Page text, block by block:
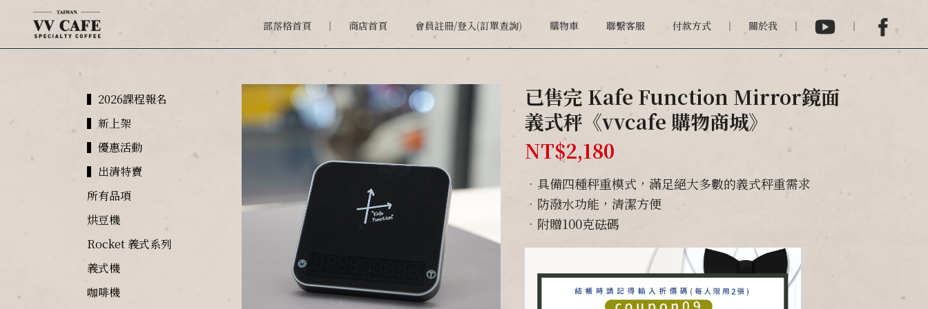
部落格首頁 商店首頁 會員註冊/登入(訂單查詢) 購物車 聯繫客服 付款方式 關於我
已售完 Kafe Function Mirror鏡面
義式秤《vvcafe 購物商城》
NT$2,180
•具備四種秤重模式，滿足絕大多數的義式秤重需求
•防潑水功能，清潔方便
•附贈100克砝碼
▍2026課程報名
▍新上架
▍優惠活動
▍出清特賣
所有品項
烘豆機
Rocket 義式系列
義式機
咖啡機